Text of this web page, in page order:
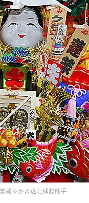
盛をかき込む縁起熊手